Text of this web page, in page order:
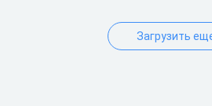
Загрузить